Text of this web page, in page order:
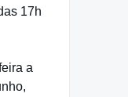
17h
a